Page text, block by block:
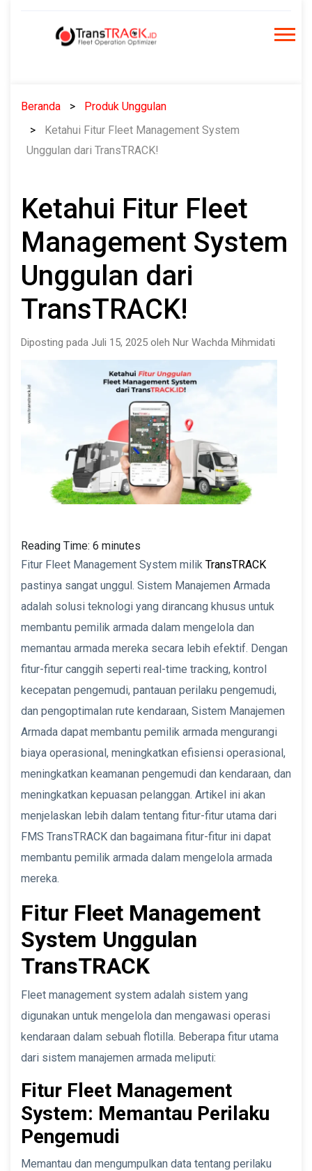
Beranda
Produk Unggulan
Ketahui Fitur Fleet Management System
Unggulan dari TransTRACK!
Ketahui Fitur Fleet
Management System
Unggulan dari
TransTRACK!
Diposting pada Juli 15, 2025 oleh Nur Wachda Mihmidati
Reading Time: 6 minutes
Fitur Fleet Management System milik TransTRACK
pastinya sangat unggul. Sistem Manajemen Armada
adalah solusi teknologi yang dirancang khusus untuk
membantu pemilik armada dalam mengelola dan
memantau armada mereka secara lebih efektif. Dengan
fitur-fitur canggih seperti real-time tracking, kontrol
kecepatan pengemudi, pantauan perilaku pengemudi,
dan pengoptimalan rute kendaraan, Sistem Manajemen
Armada dapat membantu pemilik armada mengurangi
biaya operasional, meningkatkan efisiensi operasional,
meningkatkan keamanan pengemudi dan kendaraan, dan
meningkatkan kepuasan pelanggan. Artikel ini akan
menjelaskan lebih dalam tentang fitur-fitur utama dari
FMS TransTRACK dan bagaimana fitur-fitur ini dapat
membantu pemilik armada dalam mengelola armada
mereka.
Fitur Fleet Management
System Unggulan
TransTRACK
Fleet management system adalah sistem yang
digunakan untuk mengelola dan mengawasi operasi
kendaraan dalam sebuah flotilla. Beberapa fitur utama
dari sistem manajemen armada meliputi:
Fitur Fleet Management
System: Memantau Perilaku
Pengemudi
Memantau dan mengumpulkan data tentang perilaku